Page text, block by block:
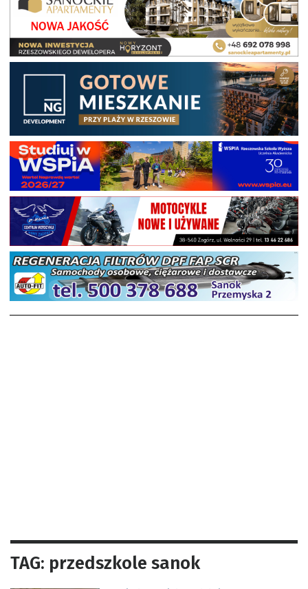
TAG: przedszkole sanok